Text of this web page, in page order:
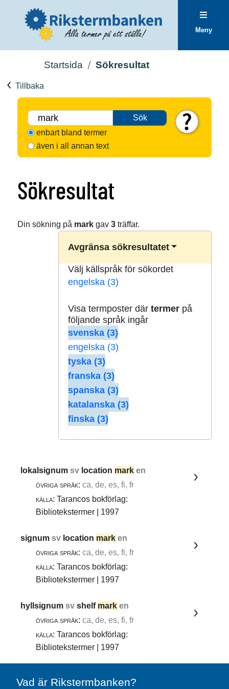
Meny
Startsida Sökresultat
Tillbaka
Sök
enbart bland termer
även i all annan text
Sökresultat
Din sökning på markgav 3träffar.
Avgränsa sökresultatet
Välj källspråk för sökordet
engelska (3)
Visa termposter där termerpå
följande språk ingår
svenska (3)
engelska (3)
tyska (3)
franska (3)
spanska (3)
katalanska (3)
finska (3)
lokalsignumsv location mark en
övriga språk: ca, de, es, fi, fr
källa: Tarancos bokförlag:
Bibliotekstermer | 1997
signumsv location mark en
övriga språk: ca, de, es, fi, fr
källa: Tarancos bokförlag:
Bibliotekstermer | 1997
hyllsignumsvshelf mark en
övriga språk: ca, de, es, fi, fr
källa: Tarancos bokförlag:
Bibliotekstermer | 1997
Vad är Rikstermbanken?